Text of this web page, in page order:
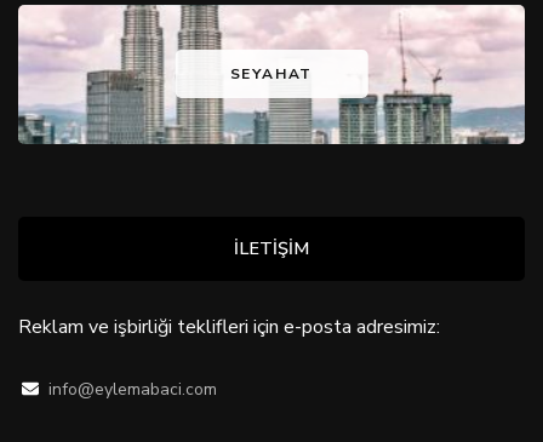
SEYAHAT
İLETİŞİM
Reklam ve işbirliği teklifleri için e-posta adresimiz:
info@eylemabaci.com